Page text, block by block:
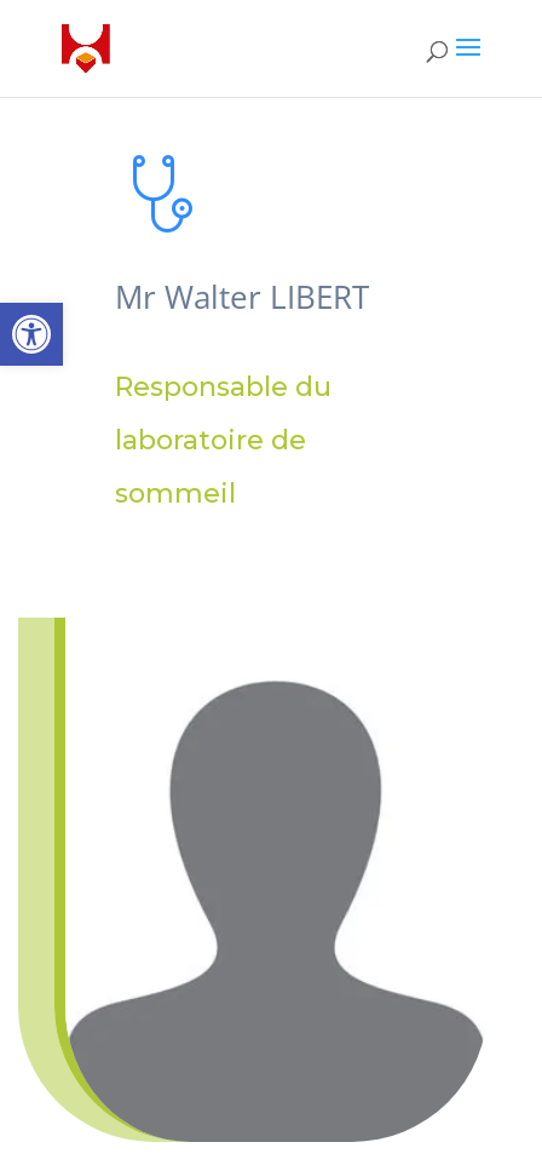
Ouvrir la barre d’outilsMr Walter LIBERT
Responsable du
laboratoire de
sommeil